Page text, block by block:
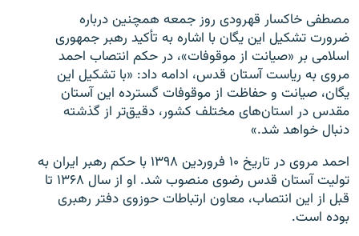
مصطفی خاکسار قهرودی روز جمعه همچنین درباره
ضرورت تشکیل این یگان با اشاره به تأکید رهبر جمهوری
اسلامی بر «صیانت از موقوفات»، در حکم انتصاب احمد
مروی به ریاست آستان قدس، ادامه داد: «با تشکیل این
یگان، صیانت و حفاظت از موقوفات گسترده این آستان
مقدس در استان‌های مختلف کشور، دقیق‌تر از گذشته
دنبال خواهد شد.»
احمد مروی در تاریخ ۱۰ فروردین ۱۳۹۸ با حکم رهبر ایران به
تولیت آستان قدس رضوی منصوب شد. او از سال ۱۳۶۸ تا
قبل از این انتصاب، معاون ارتباطات حوزوی دفتر رهبری
بوده‌ است.